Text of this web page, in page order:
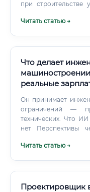
при строительстве
Читать статью →
Что делает
реальные
Он принимает
ограничений —
технических. Что
нет Перспективы через 10 лет: конструктор станет
тем, кто чертит
Читать статью →
Проектировщик